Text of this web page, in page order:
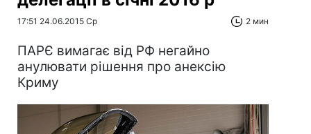
17:51 24.06.2015 Ср 2 мин
ПАРЄ вимагає від РФ негайно
анулювати рішення про анексію
Криму